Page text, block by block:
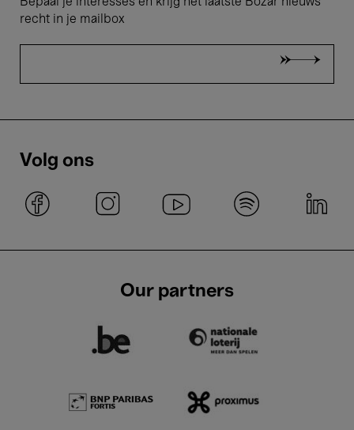
Bepaal je interesses en krijg het laatste Bozar nieuws
recht in je mailbox
Volg ons
Our partners